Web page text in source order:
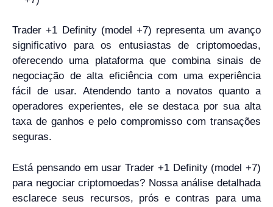
Trader +1 Definity (model +7) representa um avanço
significativo para os entusiastas de criptomoedas,
oferecendo uma plataforma que combina sinais de
negociação de alta eficiência com uma experiência
fácil de usar. Atendendo tanto a novatos quanto a
operadores experientes, ele se destaca por sua alta
taxa de ganhos e pelo compromisso com transações
seguras.
Está pensando em usar Trader +1 Definity (model +7)
para negociar criptomoedas? Nossa análise detalhada
esclarece seus recursos, prós e contras para uma